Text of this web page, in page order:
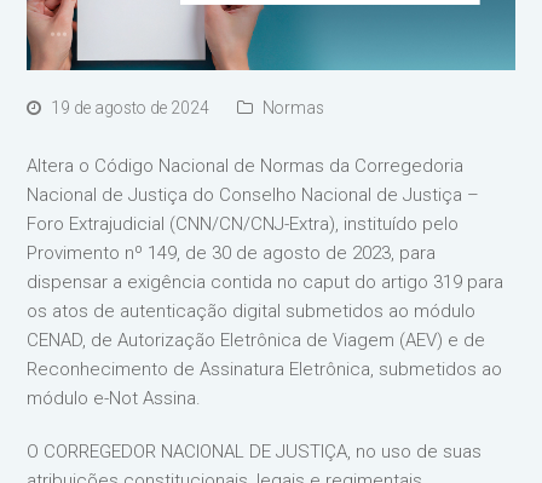
19 de agosto de 2024 Normas
Altera o Código Nacional de Normas da Corregedoria
Nacional de Justiça do Conselho Nacional de Justiça –
Foro Extrajudicial (CNN/CN/CNJ-Extra), instituído pelo
Provimento nº 149, de 30 de agosto de 2023, para
dispensar a exigência contida no caput do artigo 319 para
os atos de autenticação digital submetidos ao módulo
CENAD, de Autorização Eletrônica de Viagem (AEV) e de
Reconhecimento de Assinatura Eletrônica, submetidos ao
módulo e-Not Assina.
O CORREGEDOR NACIONAL DE JUSTIÇA, no uso de suas